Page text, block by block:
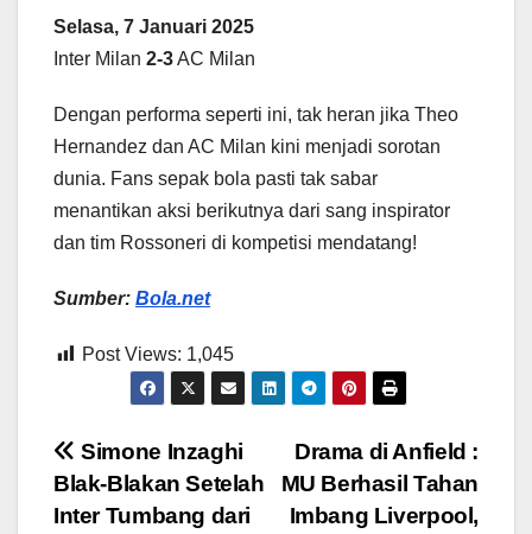
Selasa, 7 Januari 2025
Inter Milan 2-3AC Milan
Dengan performa seperti ini, tak heran jika Theo
Hernandez dan AC Milan kini menjadi sorotan
dunia. Fans sepak bola pasti tak sabar
menantikan aksi berikutnya dari sang inspirator
dan tim Rossoneri di kompetisi mendatang!
Sumber: Bola.net
Post Views: 1,045
Post
navigation
Drama di Anfield :
MU Berhasil Tahan
Imbang Liverpool,
Simone Inzaghi
Blak-Blakan Setelah
Inter Tumbang dari